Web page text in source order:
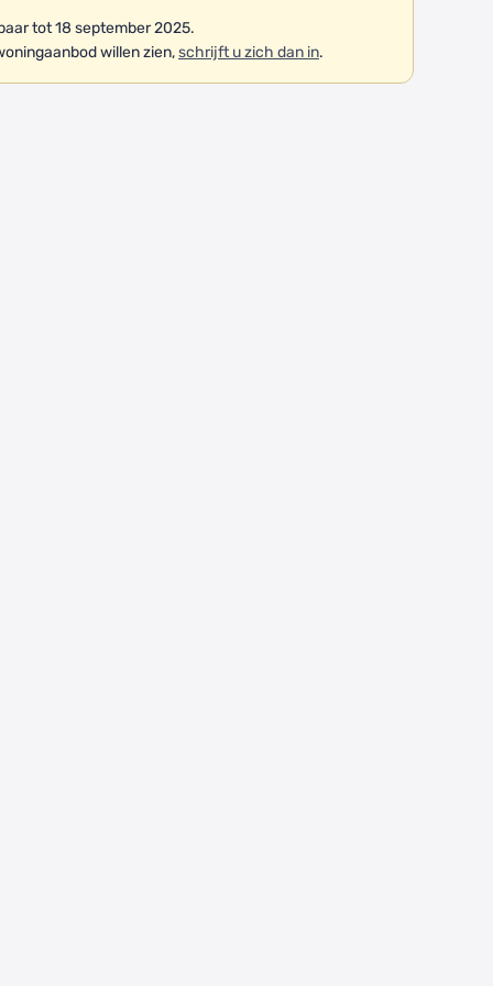
tot 18 september 2025.
willen zien,schrijft u zich dan in.